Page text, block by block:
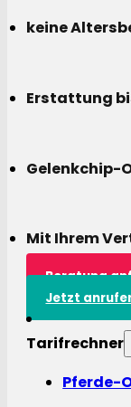
keine
Erstattung
Gelenkchip-
Mit Ihrem
Beratung
Jetzt
Tarifrechner
Pferde-